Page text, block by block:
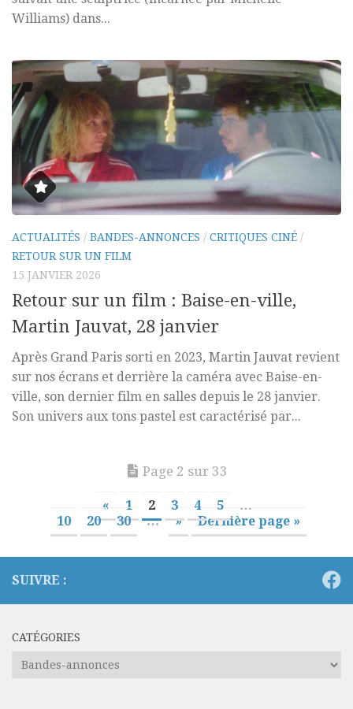
Williams) dans...
ACTUALITÉS / BANDES-ANNONCES / CRITIQUES CINÉ /
RETOUR SUR UN FILM
15 JANVIER 2026
Retour sur un film : Baise-en-ville,
Martin Jauvat, 28 janvier
Après Grand Paris sorti en 2023, Martin Jauvat revient
sur nos écrans et derrière la caméra avec Baise-en-
ville, son dernier film en salles depuis le 28 janvier.
Son univers aux tons pastel est caractérisé par...
Page 2 sur 33
« 1 2 3 4 5
…
10
20 30 … » Dernière page »
SUIVRE :
CATÉGORIES
Catégories